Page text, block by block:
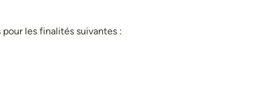
les finalités suivantes :